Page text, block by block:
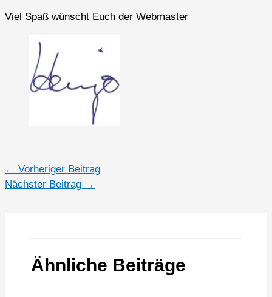
Viel Spaß wünscht Euch der Webmaster
← Vorheriger Beitrag
Nächster Beitrag →
Ähnliche Beiträge